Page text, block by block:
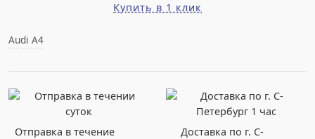
Купить в 1 клик
Audi A4
Отправка в течение
Доставка по г. С-